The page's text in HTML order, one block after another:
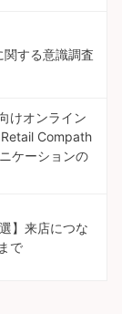
する意識調査
けオンライン
Compath
ケーションの
】来店につな
で